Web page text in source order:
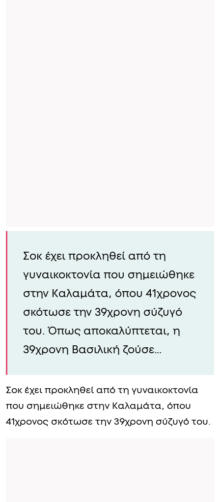
Σοκ έχει προκληθεί από τη
γυναικοκτονία που σημειώθηκε
στην Καλαμάτα, όπου 41χρονος
σκότωσε την 39χρονη σύζυγό
του. Όπως αποκαλύπτεται, η
39χρονη Βασιλική ζούσε…
Σοκ έχει προκληθεί από τη γυναικοκτονία
που σημειώθηκε στην Καλαμάτα, όπου
41χρονος σκότωσε την 39χρονη σύζυγό του.